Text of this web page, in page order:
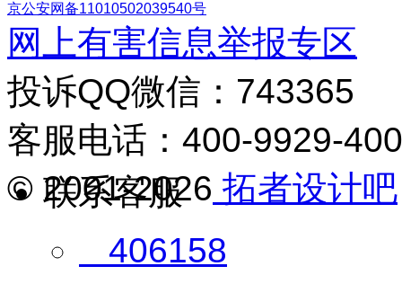
京公安网备11010502039540号
网上有害信息举报专区
投诉QQ微信：743365
客服电话：400-9929-400
© 2001-2026 拓者设计吧
联系客服
406158